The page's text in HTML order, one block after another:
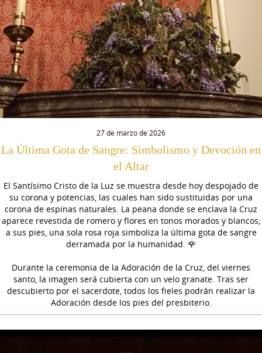
27 de marzo de 2026
La Última Gota de Sangre: Simbolismo y Devoción en
el Altar
El Santísimo Cristo de la Luz se muestra desde hoy despojado de
su corona y potencias, las cuales han sido sustituidas por una
corona de espinas naturales. La peana donde se enclava la Cruz
aparece revestida de romero y flores en tonos morados y blancos;
a sus pies, una sola rosa roja simboliza la última gota de sangre
derramada por la humanidad. 🌹
Durante la ceremonia de la Adoración de la Cruz, del viernes
santo, la imagen será cubierta con un velo granate. Tras ser
descubierto por el sacerdote, todos los fieles podrán realizar la
Adoración desde los pies del presbiterio.